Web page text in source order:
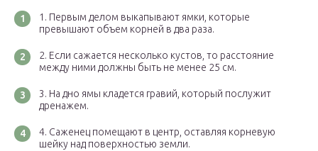
Первым делом выкапывают ямки, которые
превышают объем корней в два раза.
Если сажается несколько кустов, то расстояние
между ними должны быть не менее 25 см.
На дно ямы кладется гравий, который послужит
дренажем.
Саженец помещают в центр, оставляя корневую
шейку над поверхностью земли.